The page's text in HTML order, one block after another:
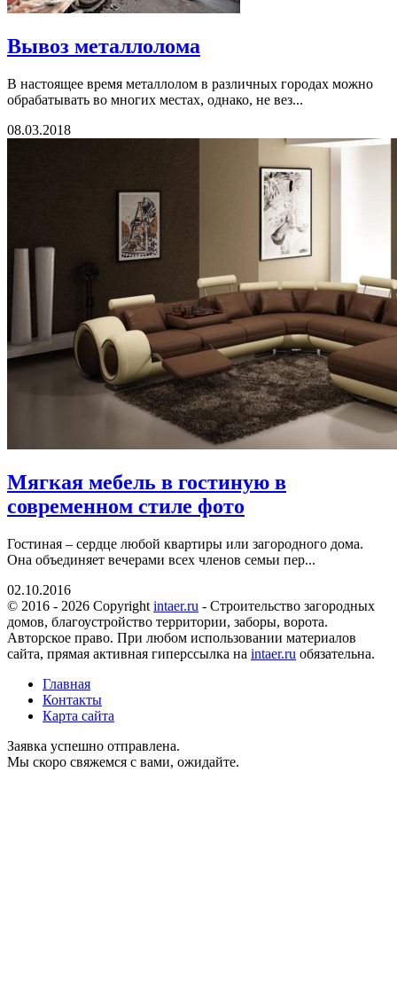
Вывоз металлолома
В настоящее время металлолом в различных городах можно
обрабатывать во многих местах, однако, не вез...
08.03.2018
Мягкая мебель в гостиную в
современном стиле фото
Гостиная – сердце любой квартиры или загородного дома.
Она объединяет вечерами всех членов семьи пер...
02.10.2016
© 2016 - 2026 Copyright intaer.ru - Cтроительство загородных
домов, благоустройство территории, заборы, ворота.
Авторское право. При любом использовании материалов
сайта, прямая активная гиперссылка на intaer.ru обязательна.
Главная
Контакты
Карта сайта
Заявка успешно отправлена.
Мы скоро свяжемся с вами, ожидайте.